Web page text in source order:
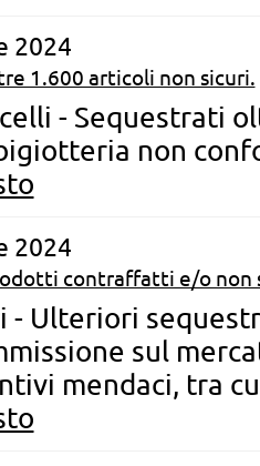
2024
1.600 articoli non sicuri.
- Sequestrati
non
2024
contraffatti e/o non
- Ulteriori
sul
mendaci, tra